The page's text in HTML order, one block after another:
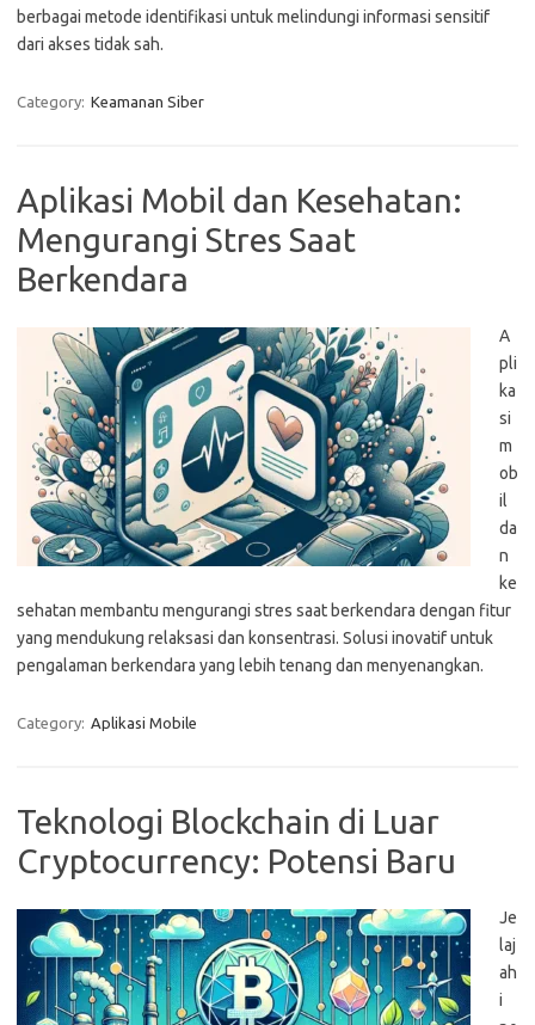
berbagai metode identifikasi untuk melindungi informasi sensitif
dari akses tidak sah.
Category: Keamanan Siber
Aplikasi Mobil dan Kesehatan:
Mengurangi Stres Saat
Berkendara
A
pli
ka
si
m
ob
il
da
n
ke
sehatan membantu mengurangi stres saat berkendara dengan fitur
yang mendukung relaksasi dan konsentrasi. Solusi inovatif untuk
pengalaman berkendara yang lebih tenang dan menyenangkan.
Category: Aplikasi Mobile
Teknologi Blockchain di Luar
Cryptocurrency: Potensi Baru
Je
laj
ah
i